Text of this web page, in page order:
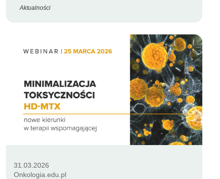
Aktualności
31.03.2026
Onkologia.edu.pl